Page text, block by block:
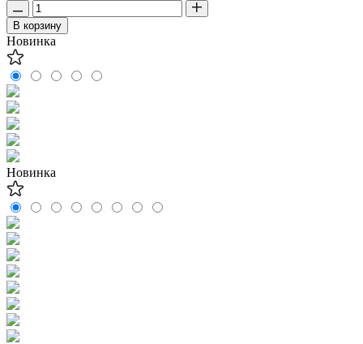
В корзину
Новинка
Новинка